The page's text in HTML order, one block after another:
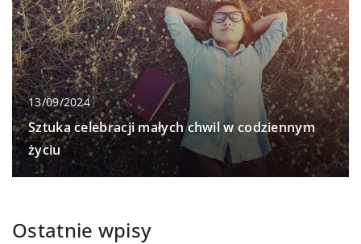
13/09/2024
Sztuka celebracji małych chwil w codziennym
życiu
Ostatnie wpisy